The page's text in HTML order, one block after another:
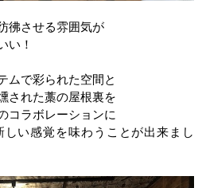
彿させる雰囲気が
い！
ムで彩られた空間と
された藁の屋根裏を
コラボレーションに
い感覚を味わうことが出来まし